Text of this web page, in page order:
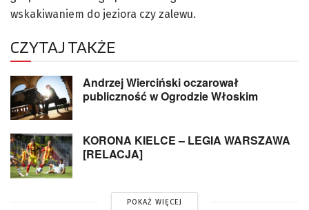
wskakiwaniem do jeziora czy zalewu.
CZYTAJ TAKŻE
Andrzej Wierciński oczarował
publiczność w Ogrodzie Włoskim
KORONA KIELCE – LEGIA WARSZAWA
[RELACJA]
POKAŻ WIĘCEJ